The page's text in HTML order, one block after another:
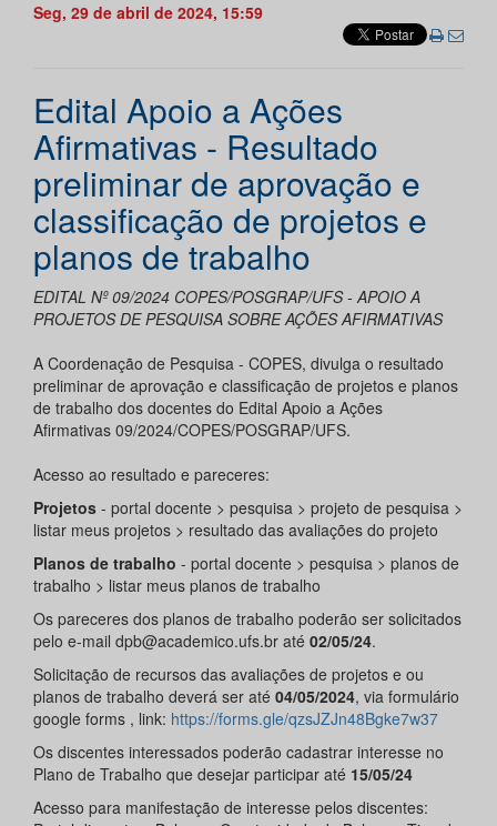
Seg, 29 de abril de 2024, 15:59
Edital Apoio a Ações
Afirmativas - Resultado
preliminar de aprovação e
classificação de projetos e
planos de trabalho
EDITAL Nº 09/2024 COPES/POSGRAP/UFS - APOIO A
PROJETOS DE PESQUISA SOBRE AÇÕES AFIRMATIVAS
A Coordenação de Pesquisa - COPES, divulga o resultado
preliminar de aprovação e classificação de projetos e planos
de trabalho dos docentes do Edital Apoio a Ações
Afirmativas 09/2024/COPES/POSGRAP/UFS.
Acesso ao resultado e pareceres:
Projetos - portal docente > pesquisa > projeto de pesquisa >
listar meus projetos > resultado das avaliações do projeto
Planos de trabalho - portal docente > pesquisa > planos de
trabalho > listar meus planos de trabalho
Os pareceres dos planos de trabalho poderão ser solicitados
pelo e-mail dpb@academico.ufs.br até 02/05/24.
Solicitação de recursos das avaliações de projetos e ou
planos de trabalho deverá ser até 04/05/2024, via formulário
google forms , link: https://forms.gle/qzsJZJn48Bgke7w37
Os discentes interessados poderão cadastrar interesse no
Plano de Trabalho que desejar participar até 15/05/24
Acesso para manifestação de interesse pelos discentes: